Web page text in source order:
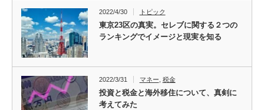
2022/4/30 トピック
東京23区の真実。セレブに関する２つの
ランキングでイメージと現実を知る
2022/3/31 マネー 税金
投資と税金と海外移住について、真剣に
考えてみた